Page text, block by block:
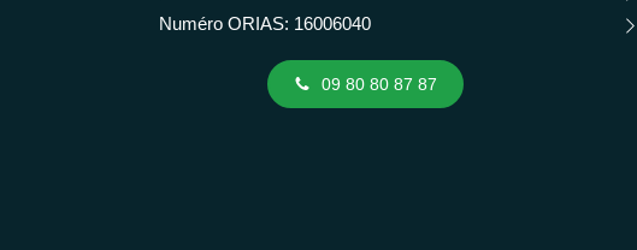
Numéro ORIAS: 16006040
09 80 80 87 87